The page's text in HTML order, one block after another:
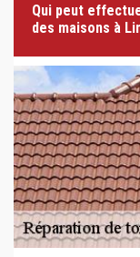
Qui peut
des maisons à